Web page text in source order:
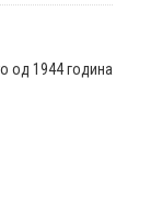
од 1944 година